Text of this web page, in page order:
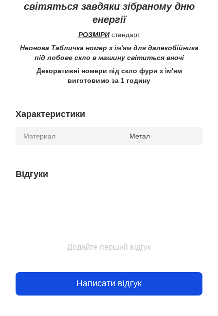
світяться завдяки зібраному дню
енергії
РОЗМІРИстандарт
Неонова Табличка номер з ім'ям для далекобійника
під лобове скло в машину світиться вночі
Декоративні номери під скло фури з ім'ям
виготовимо за 1 годину
Характеристики
Материал Метал
Відгуки
Додайте перший відгук
Написати відгук